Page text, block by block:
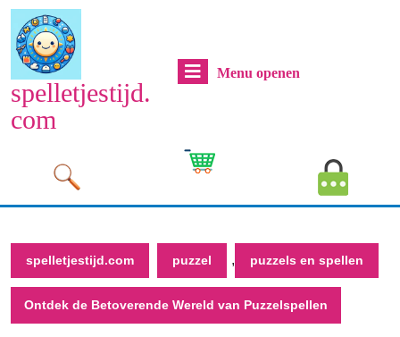
Naar
inhoud
gaan
spelletjestijd.
com
Menu openenMenu
Cart
spelletjestijd.com puzzel , puzzels en spellen
Ontdek de Betoverende Wereld van Puzzelspellen